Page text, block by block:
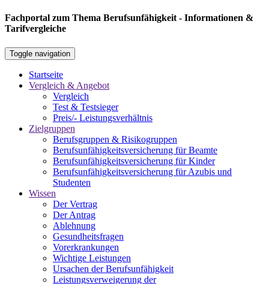
Fachportal zum Thema Berufsunfähigkeit - Informationen &
Tarifvergleiche
Toggle navigation
Startseite
Vergleich & Angebot
Vergleich
Test & Testsieger
Preis/- Leistungsverhältnis
Zielgruppen
Berufsgruppen & Risikogruppen
Berufsunfähigkeitsversicherung für Beamte
Berufsunfähigkeitsversicherung für Kinder
Berufsunfähigkeitsversicherung für Azubis und
Studenten
Wissen
Der Vertrag
Der Antrag
Ablehnung
Gesundheitsfragen
Vorerkrankungen
Wichtige Leistungen
Ursachen der Berufsunfähigkeit
Leistungsverweigerung der